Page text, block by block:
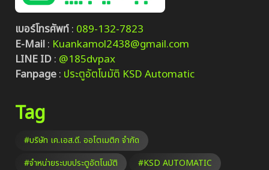
เบอร์โทรศัพท์: 089-132-7823
E-Mail: Kuankamol2438@gmail.com
LINE ID: @185dvpax
Fanpage: ประตูอัตโนมัติ KSD Automatic
Tag
#บริษัท เค.เอส.ดี. ออโตเมติก จำกัด
#จำหน่ายระบบประตูอัตโนมัติ
#KSD AUTOMATIC